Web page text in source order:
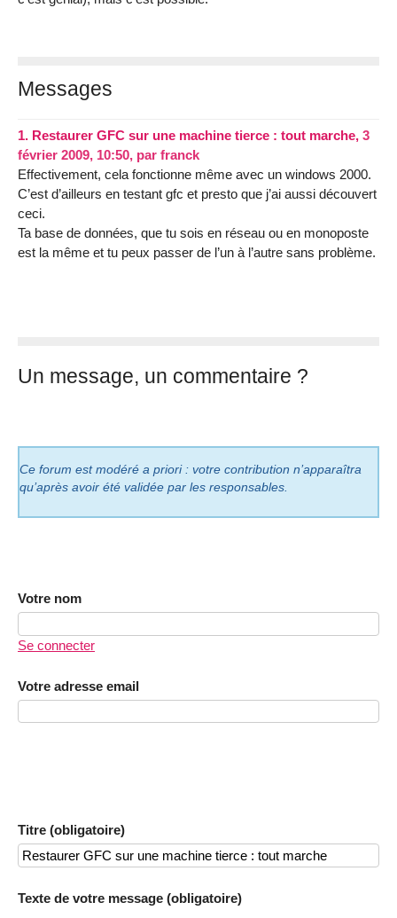
Messages
1. Restaurer GFC sur une machine tierce : tout marche, 3
février 2009, 10:50, par franck
Effectivement, cela fonctionne même avec un windows 2000.
C’est d’ailleurs en testant gfc et presto que j’ai aussi découvert
ceci.
Ta base de données, que tu sois en réseau ou en monoposte
est la même et tu peux passer de l’un à l’autre sans problème.
Un message, un commentaire ?
Ce forum est modéré a priori : votre contribution n’apparaîtra
qu’après avoir été validée par les responsables.
Votre nom
Se connecter
Votre adresse email
Titre (obligatoire)
Texte de votre message (obligatoire)